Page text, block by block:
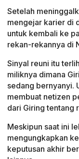
Setelah
mengejar karier di
untuk kembali ke
rekan-rekannya di
Sinyal reuni itu
miliknya dimana
sedang bernyanyi.
membuat netizen
dari Giring tentang
Meskipun saat ini
mengungkapkan
keputusan akhir